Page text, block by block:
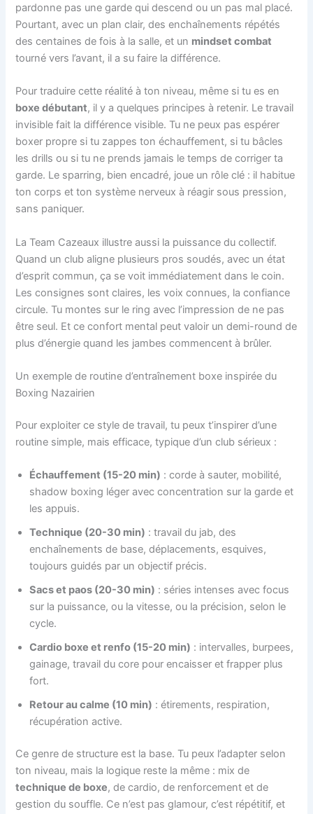
pardonne pas une garde qui descend ou un pas mal placé.
Pourtant, avec un plan clair, des enchaînements répétés
des centaines de fois à la salle, et un mindset combat
tourné vers l’avant, il a su faire la différence.
Pour traduire cette réalité à ton niveau, même si tu es en
boxe débutant, il y a quelques principes à retenir. Le travail
invisible fait la différence visible. Tu ne peux pas espérer
boxer propre si tu zappes ton échauffement, si tu bâcles
les drills ou si tu ne prends jamais le temps de corriger ta
garde. Le sparring, bien encadré, joue un rôle clé : il habitue
ton corps et ton système nerveux à réagir sous pression,
sans paniquer.
La Team Cazeaux illustre aussi la puissance du collectif.
Quand un club aligne plusieurs pros soudés, avec un état
d’esprit commun, ça se voit immédiatement dans le coin.
Les consignes sont claires, les voix connues, la confiance
circule. Tu montes sur le ring avec l’impression de ne pas
être seul. Et ce confort mental peut valoir un demi-round de
plus d’énergie quand les jambes commencent à brûler.
Un exemple de routine d’entraînement boxe inspirée du
Boxing Nazairien
Pour exploiter ce style de travail, tu peux t’inspirer d’une
routine simple, mais efficace, typique d’un club sérieux :
Échauffement (15-20 min) : corde à sauter, mobilité,
shadow boxing léger avec concentration sur la garde et
les appuis.
Technique (20-30 min) : travail du jab, des
enchaînements de base, déplacements, esquives,
toujours guidés par un objectif précis.
Sacs et paos (20-30 min) : séries intenses avec focus
sur la puissance, ou la vitesse, ou la précision, selon le
cycle.
Cardio boxe et renfo (15-20 min) : intervalles, burpees,
gainage, travail du core pour encaisser et frapper plus
fort.
Retour au calme (10 min) : étirements, respiration,
récupération active.
Ce genre de structure est la base. Tu peux l’adapter selon
ton niveau, mais la logique reste la même : mix de
technique de boxe, de cardio, de renforcement et de
gestion du souffle. Ce n’est pas glamour, c’est répétitif, et